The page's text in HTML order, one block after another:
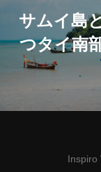
ナ
ビ
ゲ
ー
サムイ島
つタイ南
Inspiro